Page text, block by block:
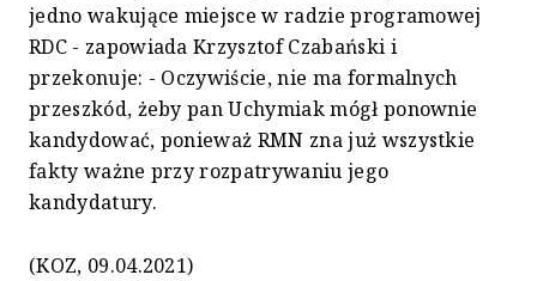
jedno wakujące miejsce w radzie programowej
RDC - zapowiada Krzysztof Czabański i
przekonuje: - Oczywiście, nie ma formalnych
przeszkód, żeby pan Uchymiak mógł ponownie
kandydować, ponieważ RMN zna już wszystkie
fakty ważne przy rozpatrywaniu jego
kandydatury.
(KOZ, 09.04.2021)